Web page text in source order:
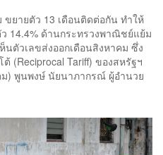
ขยายตัว 13 เดือนติดต่อกัน ทำให้
14.4% ด้านกระทรวงพาณิชย์แย้ม
นตัวเลขส่งออกเดือนสิงหาคม ซึ่ง
(Reciprocal Tariff) ของสหรัฐฯ
) พูนพงษ์ นัยนาภากรณ์ ผู้อำนวย